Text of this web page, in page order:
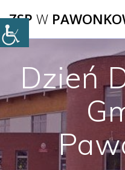
ZSP W
Dzień